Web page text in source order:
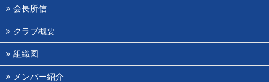
会長所信
クラブ概要
組織図
メンバー紹介